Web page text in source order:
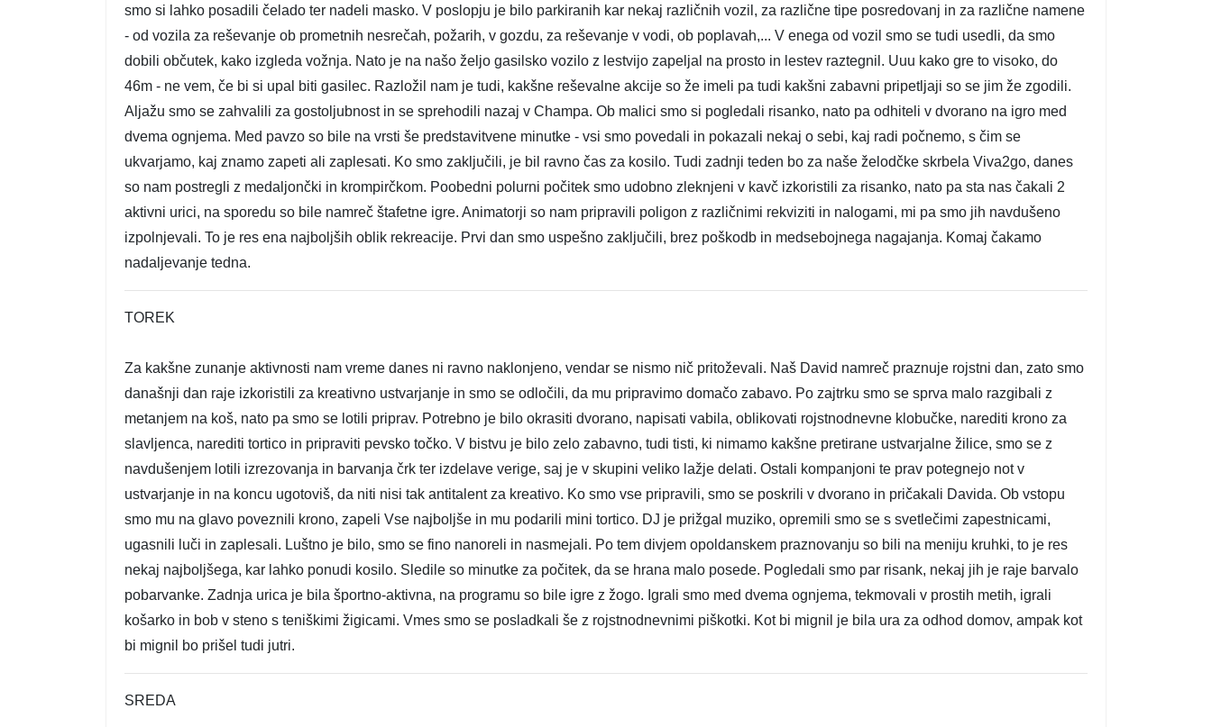
smo si lahko posadili čelado ter nadeli masko. V poslopju je bilo parkiranih kar nekaj različnih vozil, za različne tipe posredovanj in za različne namene
- od vozila za reševanje ob prometnih nesrečah, požarih, v gozdu, za reševanje v vodi, ob poplavah,... V enega od vozil smo se tudi usedli, da smo
dobili občutek, kako izgleda vožnja. Nato je na našo željo gasilsko vozilo z lestvijo zapeljal na prosto in lestev raztegnil. Uuu kako gre to visoko, do
46m - ne vem, če bi si upal biti gasilec. Razložil nam je tudi, kakšne reševalne akcije so že imeli pa tudi kakšni zabavni pripetljaji so se jim že zgodili.
Aljažu smo se zahvalili za gostoljubnost in se sprehodili nazaj v Champa. Ob malici smo si pogledali risanko, nato pa odhiteli v dvorano na igro med
dvema ognjema. Med pavzo so bile na vrsti še predstavitvene minutke - vsi smo povedali in pokazali nekaj o sebi, kaj radi počnemo, s čim se
ukvarjamo, kaj znamo zapeti ali zaplesati. Ko smo zaključili, je bil ravno čas za kosilo. Tudi zadnji teden bo za naše želodčke skrbela Viva2go, danes
so nam postregli z medaljončki in krompirčkom. Poobedni polurni počitek smo udobno zleknjeni v kavč izkoristili za risanko, nato pa sta nas čakali 2
aktivni urici, na sporedu so bile namreč štafetne igre. Animatorji so nam pripravili poligon z različnimi rekviziti in nalogami, mi pa smo jih navdušeno
izpolnjevali. To je res ena najboljših oblik rekreacije. Prvi dan smo uspešno zaključili, brez poškodb in medsebojnega nagajanja. Komaj čakamo
nadaljevanje tedna.
TOREK
Za kakšne zunanje aktivnosti nam vreme danes ni ravno naklonjeno, vendar se nismo nič pritoževali. Naš David namreč praznuje rojstni dan, zato smo
današnji dan raje izkoristili za kreativno ustvarjanje in smo se odločili, da mu pripravimo domačo zabavo. Po zajtrku smo se sprva malo razgibali z
metanjem na koš, nato pa smo se lotili priprav. Potrebno je bilo okrasiti dvorano, napisati vabila, oblikovati rojstnodnevne klobučke, narediti krono za
slavljenca, narediti tortico in pripraviti pevsko točko. V bistvu je bilo zelo zabavno, tudi tisti, ki nimamo kakšne pretirane ustvarjalne žilice, smo se z
navdušenjem lotili izrezovanja in barvanja črk ter izdelave verige, saj je v skupini veliko lažje delati. Ostali kompanjoni te prav potegnejo not v
ustvarjanje in na koncu ugotoviš, da niti nisi tak antitalent za kreativo. Ko smo vse pripravili, smo se poskrili v dvorano in pričakali Davida. Ob vstopu
smo mu na glavo poveznili krono, zapeli Vse najboljše in mu podarili mini tortico. DJ je prižgal muziko, opremili smo se s svetlečimi zapestnicami,
ugasnili luči in zaplesali. Luštno je bilo, smo se fino nanoreli in nasmejali. Po tem divjem opoldanskem praznovanju so bili na meniju kruhki, to je res
nekaj najboljšega, kar lahko ponudi kosilo. Sledile so minutke za počitek, da se hrana malo posede. Pogledali smo par risank, nekaj jih je raje barvalo
pobarvanke. Zadnja urica je bila športno-aktivna, na programu so bile igre z žogo. Igrali smo med dvema ognjema, tekmovali v prostih metih, igrali
košarko in bob v steno s teniškimi žigicami. Vmes smo se posladkali še z rojstnodnevnimi piškotki. Kot bi mignil je bila ura za odhod domov, ampak kot
bi mignil bo prišel tudi jutri.
SREDA